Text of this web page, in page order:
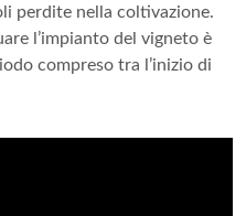
perdite nella coltivazione.
l’impianto del vigneto è
compreso tra l’inizio di